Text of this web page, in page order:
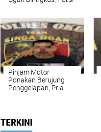
Pinjam Motor
Ponakan Berujung
Penggelapan, Pria
TERKINI